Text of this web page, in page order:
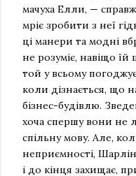
мачуха Елли, —
мріє зробити з неї
ці манери та модні
не розуміє, навіщо їй
той у всьому
коли дізнається, що
бізнес-будівлю.
хоча спершу вони не
спільну мову. Але,
неприємності,
і до кінця захищає,